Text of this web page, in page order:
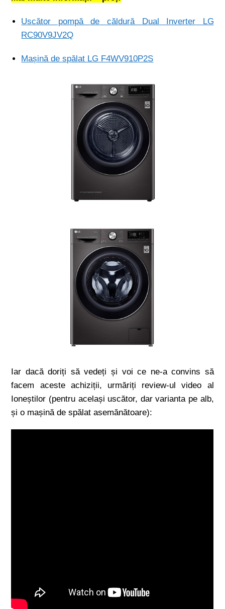
Uscător pompă de căldură Dual Inverter LG
RC90V9JV2Q
Mașină de spălat LG F4WV910P2S
Iar dacă doriți să vedeți și voi ce ne-a convins să
facem aceste achiziții, urmăriți review-ul video al
Ioneștilor (pentru același uscător, dar varianta pe alb,
și o mașină de spălat asemănătoare):